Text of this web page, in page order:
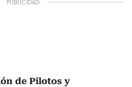
de Pilotos y